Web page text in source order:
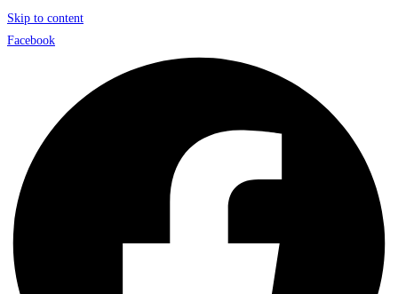
Skip to content
Facebook